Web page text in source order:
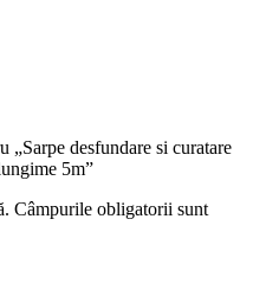
„Sarpe desfundare si curatare
5m”
Câmpurile obligatorii sunt